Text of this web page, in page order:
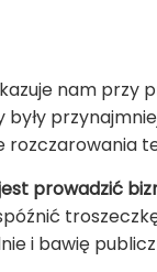
nam
rozczarowania
prowadzić
i bawię